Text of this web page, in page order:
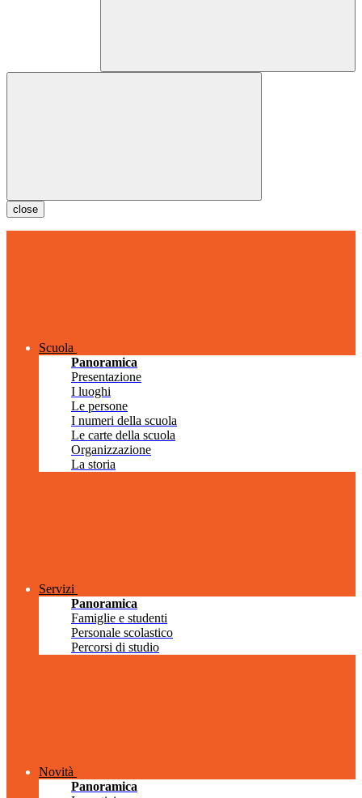
close
Scuola
Panoramica
Presentazione
I luoghi
Le persone
I numeri della scuola
Le carte della scuola
Organizzazione
La storia
Servizi
Panoramica
Famiglie e studenti
Personale scolastico
Percorsi di studio
Novità
Panoramica